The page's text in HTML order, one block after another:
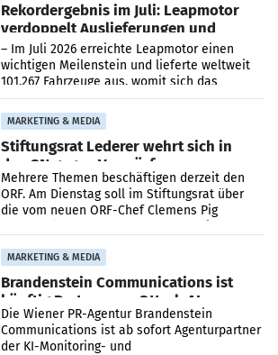
Rekordergebnis im Juli: Leapmotor
verdoppelt Auslieferungen und
überschreitet die 100.000er-Marke
– Im Juli 2026 erreichte Leapmotor einen
wichtigen Meilenstein und lieferte weltweit
101.267 Fahrzeuge aus, womit sich das
Ergebnis gegenüber Juli 2025 mehr als
verdoppelte (+102
MARKETING & MEDIA
Stiftungsrat Lederer wehrt sich in
den SN gegen Vorwürfe
Mehrere Themen beschäftigen derzeit den
ORF. Am Dienstag soll im Stiftungsrat über
die vom neuen ORF-Chef Clemens Pig
MARKETING & MEDIA
Brandenstein Communications ist
künftig Partner von OtterlyAI
Die Wiener PR-Agentur Brandenstein
Communications ist ab sofort Agenturpartner
der KI-Monitoring- und